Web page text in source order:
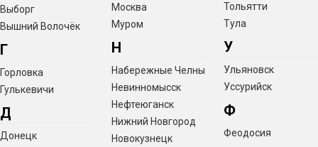
Выборг
Вышний Волочёк
Г
Горловка
Гулькевичи
Д
Донецк
Москва
Муром
Н
Набережные Челны
Невинномысск
Нефтеюганск
Нижний Новгород
Новокузнецк
Тольятти
Тула
У
Ульяновск
Уссурийск
Ф
Феодосия